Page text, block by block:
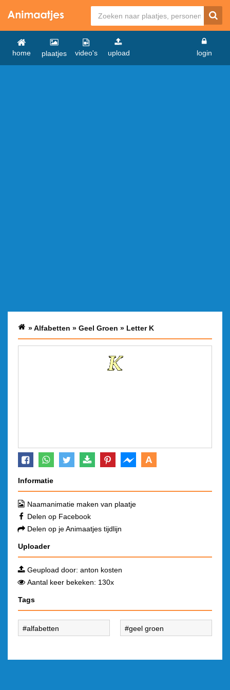
home plaatjes video's upload login
»Alfabetten » Geel Groen » Letter K
A
Informatie
Naamanimatie maken van plaatje
Delen op Facebook
Delen op je Animaatjes tijdlijn
Uploader
Geupload door: anton kosten
Aantal keer bekeken: 130x
Tags
alfabetten geel groen